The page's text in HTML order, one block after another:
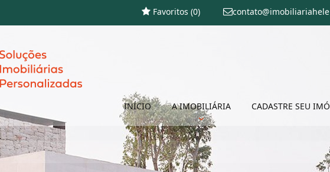
Favoritos (0)
INÍCIO A IMOBILIÁRIA CADASTRE SEU